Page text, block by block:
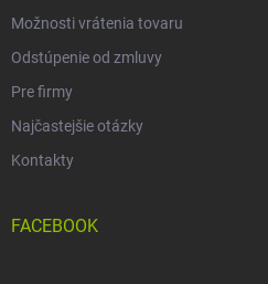
Možnosti vrátenia tovaru
Odstúpenie od zmluvy
Pre firmy
Najčastejšie otázky
Kontakty
FACEBOOK